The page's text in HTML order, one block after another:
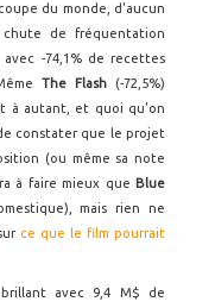
du monde, d'aucun
de fréquentation
avec -74,1% de recettes
The Flash (-72,5%)
à autant, et quoi qu'on
constater que le projet
(ou même sa note
à faire mieux que Blue
mais rien ne
ce que le film pourrait
avec 9,4 M$ de